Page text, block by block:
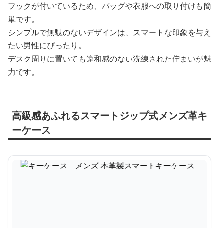
フックが付いているため、バッグや衣服への取り付けも簡
単です。
シンプルで無駄のないデザインは、スマートな印象を与え
たい男性にぴったり。
デスク周りに置いても違和感のない洗練された佇まいが魅
力です。
高級感あふれるスマートジップ式メンズ革キ
ーケース